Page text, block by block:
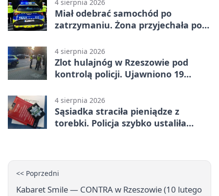
4 sierpnia 2026
Miał odebrać samochód po
zatrzymaniu. Żona przyjechała po
4 sierpnia 2026
Zlot hulajnóg w Rzeszowie pod
kontrolą policji. Ujawniono 19
4 sierpnia 2026
Sąsiadka straciła pieniądze z
torebki. Policja szybko ustaliła
<< Poprzedni
Kabaret Smile — CONTRA w Rzeszowie (10 lutego